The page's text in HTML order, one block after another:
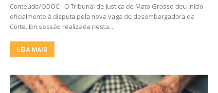
Conteúdo/ODOC - O Tribunal de Justiça de Mato Grosso deu início
oficialmente à disputa pela nova vaga de desembargadora da
Corte. Em sessão realizada nesta...
LEIA MAIS